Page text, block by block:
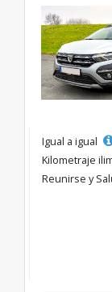
Igual a igual
Kilometraje
Reunirse y